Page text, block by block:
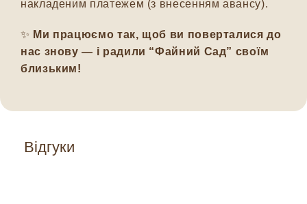
Відгуки
накладеним платежем (з внесенням авансу).
✨ Ми працюємо так, щоб ви поверталися до
нас знову — і радили “Файний Сад” своїм
близьким!